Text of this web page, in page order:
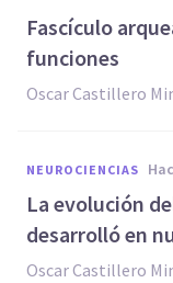
Fascículo
funciones
Oscar Castillero
NEUROCIENCIAS
La evolución
desarrolló en
Oscar Castillero